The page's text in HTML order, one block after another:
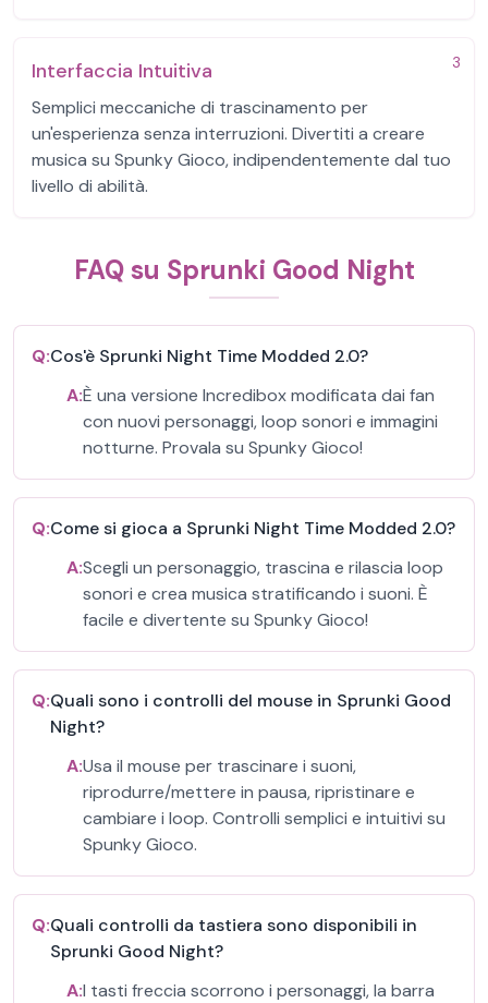
3
Interfaccia Intuitiva
Semplici meccaniche di trascinamento per
un'esperienza senza interruzioni. Divertiti a creare
musica su Spunky Gioco, indipendentemente dal tuo
livello di abilità.
FAQ su Sprunki Good Night
Q:Cos'è Sprunki Night Time Modded 2.0?
A:È una versione Incredibox modificata dai fan
con nuovi personaggi, loop sonori e immagini
notturne. Provala su Spunky Gioco!
Q:Come si gioca a Sprunki Night Time Modded 2.0?
A:Scegli un personaggio, trascina e rilascia loop
sonori e crea musica stratificando i suoni. È
facile e divertente su Spunky Gioco!
Q:Quali sono i controlli del mouse in Sprunki Good
Night?
A:Usa il mouse per trascinare i suoni,
riprodurre/mettere in pausa, ripristinare e
cambiare i loop. Controlli semplici e intuitivi su
Spunky Gioco.
Q:Quali controlli da tastiera sono disponibili in
Sprunki Good Night?
A:I tasti freccia scorrono i personaggi, la barra